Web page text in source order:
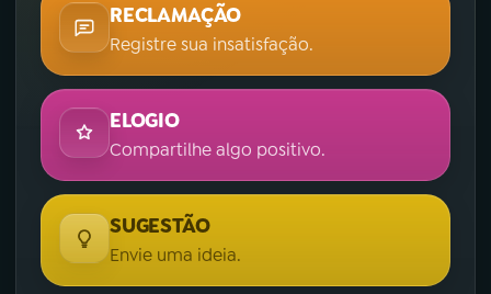
RECLAMAÇÃO
Registre sua insatisfação.
ELOGIO
Compartilhe algo positivo.
SUGESTÃO
Envie uma ideia.